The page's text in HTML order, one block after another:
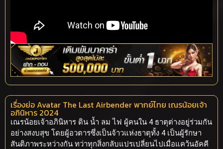
เรื่องย่อ Avatar The Last Airbender พากย์ไทย เณรน้อยเจ้า
อภินิหาร 2024
เณรน้อยเจ้าอภินิหาร ดิน น้ำ ลม ไฟ ผู้คนใน 4 ธาตุต่างอยู่ร่วมกัน
อย่างสงบสุข โดยผู้อวตารซึ่งเป็นจ้าวแห่งธาตุทั้ง 4 เป็นผู้รักษา
สันติภาพระหว่างกัน ทว่าทุกสิ่งกลับแปรเปลี่ยนไปเมื่อแคว้นอัคคี